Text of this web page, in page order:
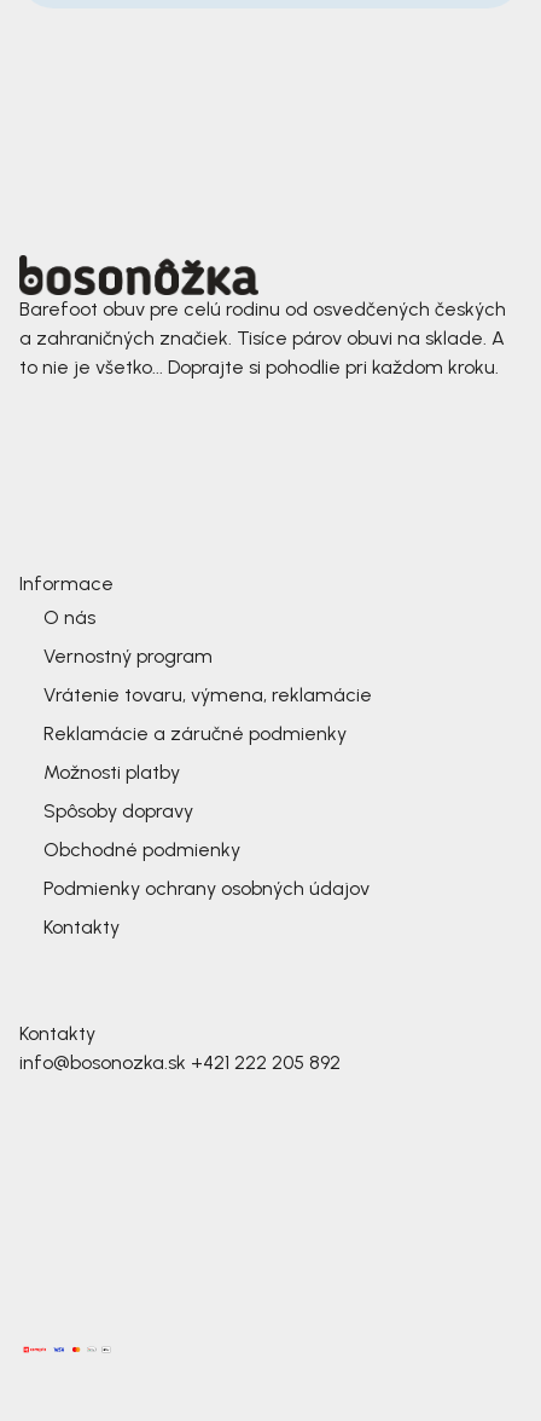
Barefoot obuv pre celú rodinu od osvedčených českých
a zahraničných značiek. Tisíce párov obuvi na sklade. A
to nie je všetko... Doprajte si pohodlie pri každom kroku.
Informace
O nás
Vernostný program
Vrátenie tovaru, výmena, reklamácie
Reklamácie a záručné podmienky
Možnosti platby
Spôsoby dopravy
Obchodné podmienky
Podmienky ochrany osobných údajov
Kontakty
Kontakty
info@bosonozka.sk +421 222 205 892